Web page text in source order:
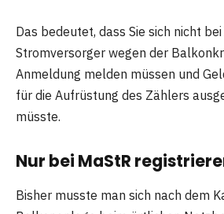
Das bedeutet, dass Sie sich nicht
Stromversorger wegen der
Anmeldung melden müssen und
für die Aufrüstung des Zählers
müsste.
Nur bei MaStR
Bisher musste man sich nach dem